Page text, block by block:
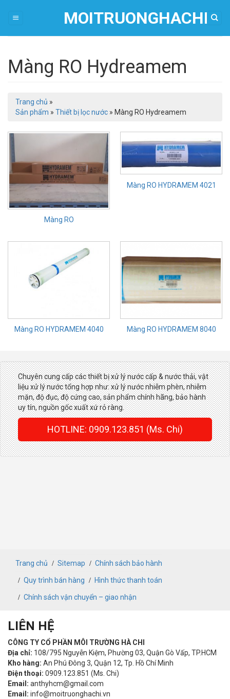
MOITRUONGHACHI
Màng RO Hydreamem
Trang chủ »
Sản phẩm » Thiết bị lọc nước » Màng RO Hydreamem
Màng RO
Màng RO HYDRAMEM 4021
Màng RO HYDRAMEM 4040 Màng RO HYDRAMEM 8040
Chuyên cung cấp các thiết bị xử lý nước cấp & nước thải, vật
liệu xử lý nước tổng hợp như: xử lý nước nhiễm phèn, nhiễm
mặn, độ đục, độ cứng cao, sản phẩm chính hãng, bảo hành
uy tín, nguồn gốc xuất xứ rỏ ràng.
HOTLINE: 0909.123.851 (Ms. Chi)
Trang chủ Sitemap Chính sách bảo hành
Quy trình bán hàng Hình thức thanh toán
Chính sách vận chuyển – giao nhận
LIÊN HỆ
CÔNG TY CỔ PHẦN MÔI TRƯỜNG HÀ CHI
Địa chỉ: 108/795 Nguyễn Kiệm, Phường 03, Quận Gò Vấp, TP.HCM
Kho hàng: An Phú Đông 3, Quận 12, Tp. Hồ Chí Minh
Điện thoại: 0909.123.851 (Ms. Chi)
Email: anthyhcm@gmail.com
Email: info@moitruonghachi.vn